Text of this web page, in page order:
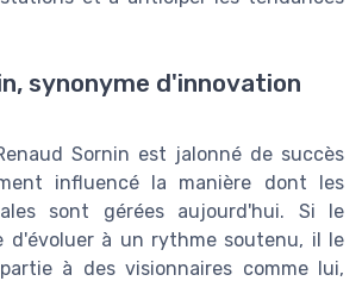
synonyme d'innovation
Sornin est jalonné de succès
influencé la manière dont les
sont gérées aujourd'hui. Si le
d'évoluer à un rythme soutenu, il le
à des visionnaires comme lui,